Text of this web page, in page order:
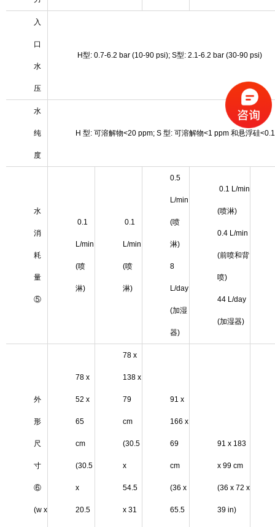
入
口
水
压
H型: 0.7-6.2 bar (10-90 psi); S型: 2.1-6.2 bar (30-90 psi)
水
纯
度
H 型: 可溶解物<20 ppm; S 型: 可溶解物<1 ppm 和悬浮硅
水
消
耗
量
⑤
0.1
L/min
(喷
淋)
0.1
L/min
(喷
淋)
0.5
L/min
(喷
淋)
8
L/day
(加湿
器)
0.1 L/min
(喷淋)
0.4 L/min
(前喷和背
喷)
44 L/day
(加湿器)
外
形
尺
寸
⑥
(w x
78 x
52 x
65
cm
(30.5
x
20.5
78 x
138 x
79
cm
(30.5
x
54.5
x 31
91 x
166 x
69
cm
(36 x
65.5
91 x 183
x 99 cm
(36 x 72 x
39 in)